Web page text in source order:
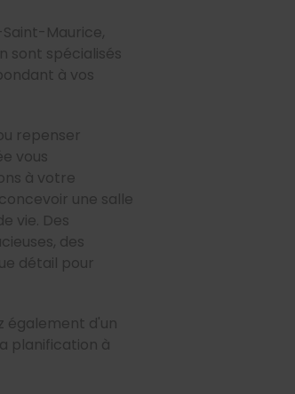
Maurice,
sont spécialisés
à vos
repenser
vous
à votre
une salle
vie. Des
des
détail pour
également d'un
planification à